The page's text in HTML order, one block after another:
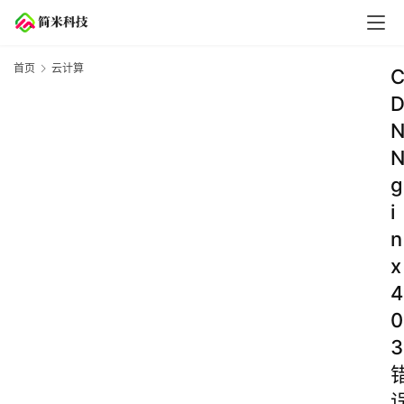
首页 云计算
C
D
N
N
g
i
n
x
4
0
3